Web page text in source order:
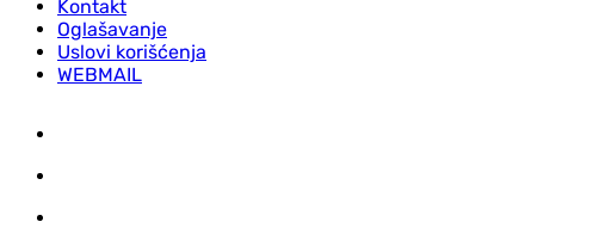
Kontakt
Oglašavanje
Uslovi korišćenja
WEBMAIL